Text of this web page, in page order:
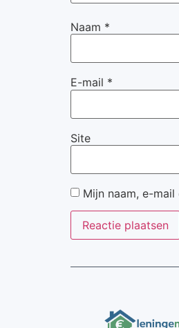
Naam *
E-mail *
Site
Mijn naam, e-